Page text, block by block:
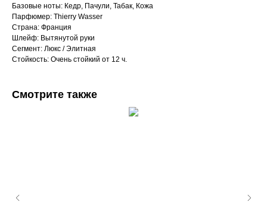
Базовые ноты: Кедр, Пачули, Табак, Кожа
Парфюмер: Thierry Wasser
Страна: Франция
Шлейф: Вытянутой руки
Сегмент: Люкс / Элитная
Стойкость: Очень стойкий от 12 ч.
Смотрите также